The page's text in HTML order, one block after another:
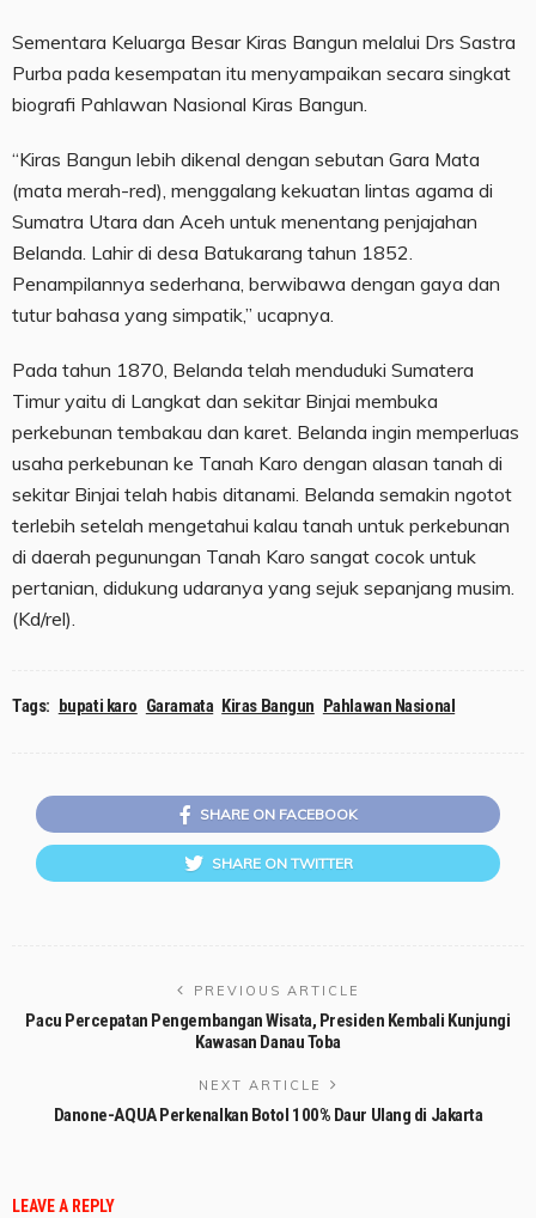
Sementara Keluarga Besar Kiras Bangun melalui Drs Sastra
Purba pada kesempatan itu menyampaikan secara singkat
biografi Pahlawan Nasional Kiras Bangun.
“Kiras Bangun lebih dikenal dengan sebutan Gara Mata
(mata merah-red), menggalang kekuatan lintas agama di
Sumatra Utara dan Aceh untuk menentang penjajahan
Belanda. Lahir di desa Batukarang tahun 1852.
Penampilannya sederhana, berwibawa dengan gaya dan
tutur bahasa yang simpatik,” ucapnya.
Pada tahun 1870, Belanda telah menduduki Sumatera
Timur yaitu di Langkat dan sekitar Binjai membuka
perkebunan tembakau dan karet. Belanda ingin memperluas
usaha perkebunan ke Tanah Karo dengan alasan tanah di
sekitar Binjai telah habis ditanami. Belanda semakin ngotot
terlebih setelah mengetahui kalau tanah untuk perkebunan
di daerah pegunungan Tanah Karo sangat cocok untuk
pertanian, didukung udaranya yang sejuk sepanjang musim.
(Kd/rel).
Tags: bupati karo Garamata Kiras Bangun Pahlawan Nasional
SHARE ON FACEBOOK
SHARE ON TWITTER
PREVIOUS ARTICLE
Pacu Percepatan Pengembangan Wisata, Presiden Kembali Kunjungi
Kawasan Danau Toba
NEXT ARTICLE
Danone-AQUA Perkenalkan Botol 100% Daur Ulang di Jakarta
LEAVE A REPLY